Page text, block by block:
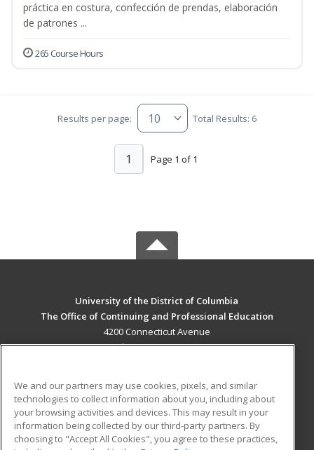
práctica en costura, confección de prendas, elaboración
de patrones ...
265 Course Hours
Results per page: Total Results: 6
Page 1 of 1
1
University of the District of Columbia
The Office of Continuing and Professional Education
4200 Connecticut Avenue
Washington, DC 20002 US
Career Training
ADDITIONAL RESOURCES
Military Student Blog
We and our partners may use cookies, pixels, and similar
technologies to collect information about you, including about
your browsing activities and devices. This may result in your
information being collected by our third-party partners. By
choosing to "Accept All Cookies", you agree to these practices,